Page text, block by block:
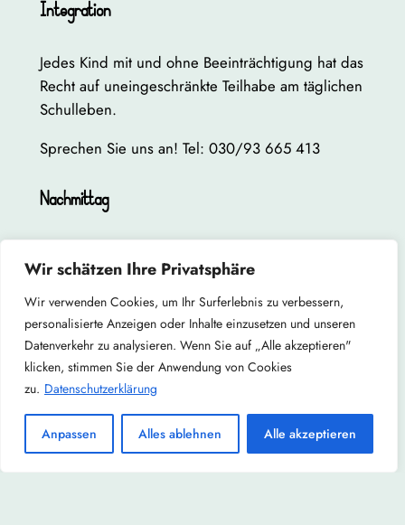
Wir schätzen Ihre Privatsphäre
Wir verwenden Cookies, um Ihr Surferlebnis zu verbessern,
personalisierte Anzeigen oder Inhalte einzusetzen und unseren
Datenverkehr zu analysieren. Wenn Sie auf „Alle akzeptieren"
klicken, stimmen Sie der Anwendung von Cookies
zu. Datenschutzerklärung
Anpassen Alles ablehnen Alle akzeptieren
Integration
Jedes Kind mit und ohne Beeinträchtigung hat das
Recht auf uneingeschränkte Teilhabe am täglichen
Schulleben.
Sprechen Sie uns an! Tel: 030/93 665 413
Nachmittag
Konzept!
Bitte holen Sie ihr Kind immer direkt von der
Klassenetage ab und warten Sie nicht im unteren
Eingangsbereich! Sie vermeiden so, dass eine
unübersichtliches Übergabesituation entsteht.